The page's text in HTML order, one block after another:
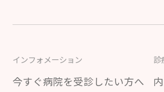
インフォメーション
今すぐ病院を受診したい方へ
診